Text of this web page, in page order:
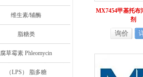
维生素/辅酶
脂糖类
腐草霉素 Phleomycin
（LPS） 脂多糖
MX7454甲基托布
剂
询价